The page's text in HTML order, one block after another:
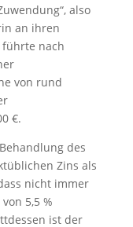
also
an ihren
führte nach
von rund
€.
des
Zins als
nicht immer
5,5 %
ist der